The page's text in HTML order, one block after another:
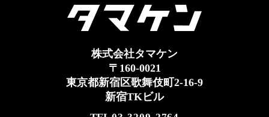
株式会社タマケン
〒160-0021
東京都新宿区歌舞伎町2-16-9
新宿TKビル